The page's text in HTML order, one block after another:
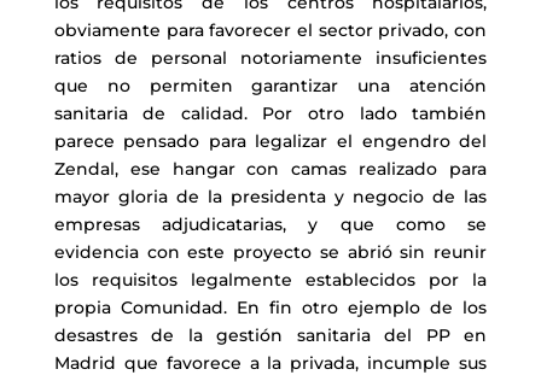
obviamente para favorecer el sector privado, con
ratios de personal notoriamente insuficientes
que no permiten garantizar una atención
sanitaria de calidad. Por otro lado también
parece pensado para legalizar el engendro del
Zendal, ese hangar con camas realizado para
mayor gloria de la presidenta y negocio de las
empresas adjudicatarias, y que como se
evidencia con este proyecto se abrió sin reunir
los requisitos legalmente establecidos por la
propia Comunidad. En fin otro ejemplo de los
desastres de la gestión sanitaria del PP en
Madrid que favorece a la privada, incumple sus